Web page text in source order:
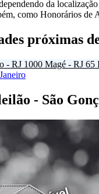
da
como Honorários de
próximas
- RJ 1000 Magé - RJ 65
- São